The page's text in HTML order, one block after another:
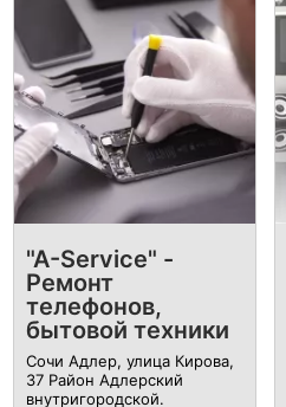
"A-Service" -
Ремонт
телефонов,
бытовой техники
Сочи Адлер, улица Кирова,
37 Район Адлерский
внутригородской.